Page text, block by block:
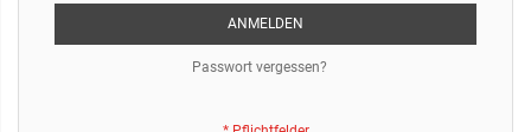
ANMELDEN
Passwort vergessen?